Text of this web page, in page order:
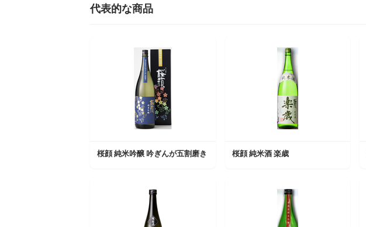
代表的な商品
桜顔 純米吟醸 吟ぎんが五割磨き 桜顔 純米酒 楽歳